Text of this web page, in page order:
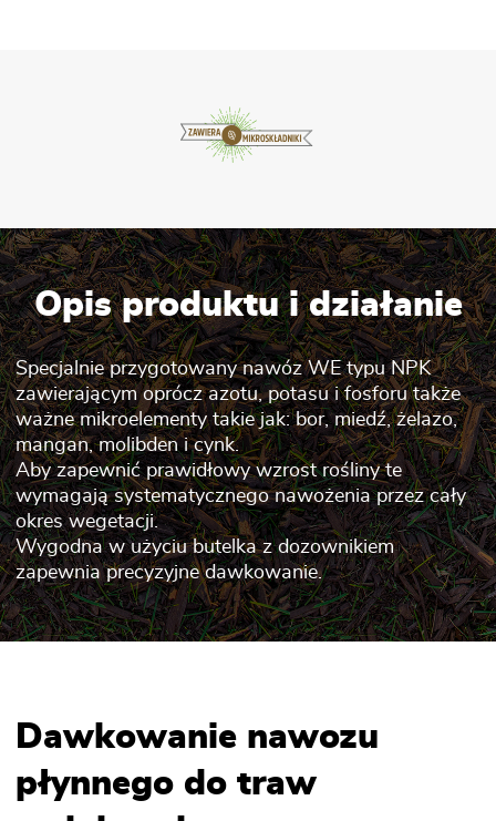
Opis produktu i działanie
Specjalnie przygotowany nawóz WE typu NPK
zawierającym oprócz azotu, potasu i fosforu także
ważne mikroelementy takie jak: bor, miedź, żelazo,
mangan, molibden i cynk.
Aby zapewnić prawidłowy wzrost rośliny te
wymagają systematycznego nawożenia przez cały
okres wegetacji.
Wygodna w użyciu butelka z dozownikiem
zapewnia precyzyjne dawkowanie.
Dawkowanie nawozu
płynnego do traw